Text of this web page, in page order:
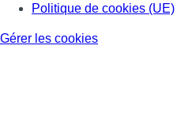
Politique de cookies (UE)
Gérer les cookies